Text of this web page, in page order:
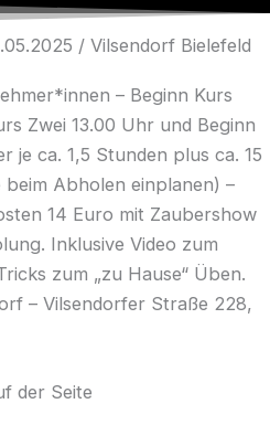
/ Vilsendorf Bielefeld
– Beginn Kurs
Zwei 13.00 Uhr und Beginn
je ca. 1,5 Stunden plus ca. 15
Abholen einplanen) –
14 Euro mit Zaubershow
Inklusive Video zum
zum „zu Hause“ Üben.
– Vilsendorfer Straße 228,
der Seite